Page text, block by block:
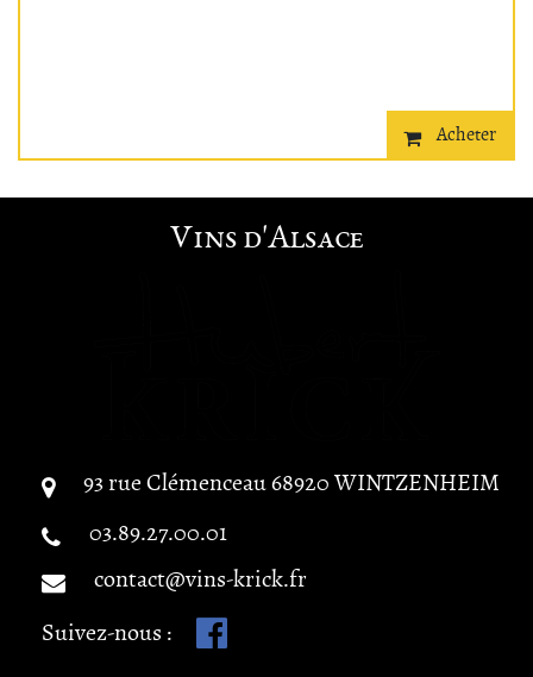
Acheter
Vins d'Alsace
93 rue Clémenceau68920 WINTZENHEIM
03.89.27.00.01
contact@vins-krick.fr
Suivez-nous :